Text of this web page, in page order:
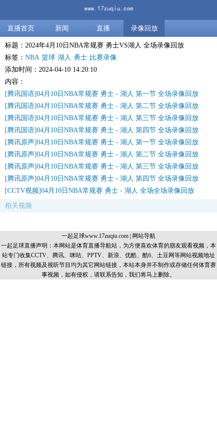
直播首页 新闻 直播 录像回放
标题：2024年4月10日NBA常规赛 勇士VS湖人 全场录像回放
标签： NBA 篮球 湖人 勇士 比赛录像
添加时间：2024-04-10 14:20:10
内容：
[腾讯国语]04月10日NBA常规赛 勇士 - 湖人 第一节 全场录像回放
[腾讯国语]04月10日NBA常规赛 勇士 - 湖人 第二节 全场录像回放
[腾讯国语]04月10日NBA常规赛 勇士 - 湖人 第三节 全场录像回放
[腾讯国语]04月10日NBA常规赛 勇士 - 湖人 第四节 全场录像回放
[腾讯原声]04月10日NBA常规赛 勇士 - 湖人 第一节 全场录像回放
[腾讯原声]04月10日NBA常规赛 勇士 - 湖人 第二节 全场录像回放
[腾讯原声]04月10日NBA常规赛 勇士 - 湖人 第三节 全场录像回放
[腾讯原声]04月10日NBA常规赛 勇士 - 湖人 第四节 全场录像回放
[CCTV视频]04月10日NBA常规赛 勇士 - 湖人 全场全场录像回放
相关视频
一起足球www.17zuqiu.com | 网站导航
一起足球直播声明：本网站是体育直播导航站，为方便喜欢体育的朋友观看视频，本
站专门收集CCTV、腾讯、咪咕、PPTV、新浪、优酷、酷6、土豆网等网站视频地址
链接，所有视频及视听节目均为其它网站链接，本站本身并不制作或存储任何体育赛
事视频，如有侵权，请联系告知，我们将马上删除。